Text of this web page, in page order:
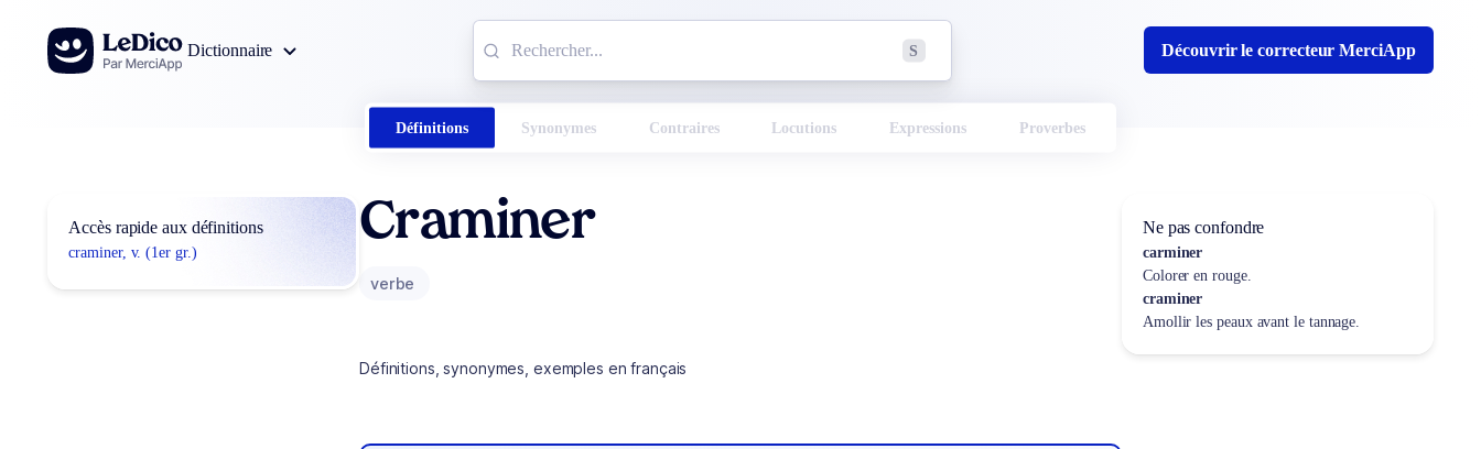
Aller au contenu
Dictionnaire
S Découvrir le correcteur MerciApp
Définitions Synonymes Contraires Locutions Expressions Proverbes
Accès rapide aux définitions
craminer, v. (1er gr.)
Craminer
verbe
Définitions, synonymes, exemples en français
Ne pas confondre
carminer
Colorer en rouge.
craminer
Amollir les peaux avant le tannage.